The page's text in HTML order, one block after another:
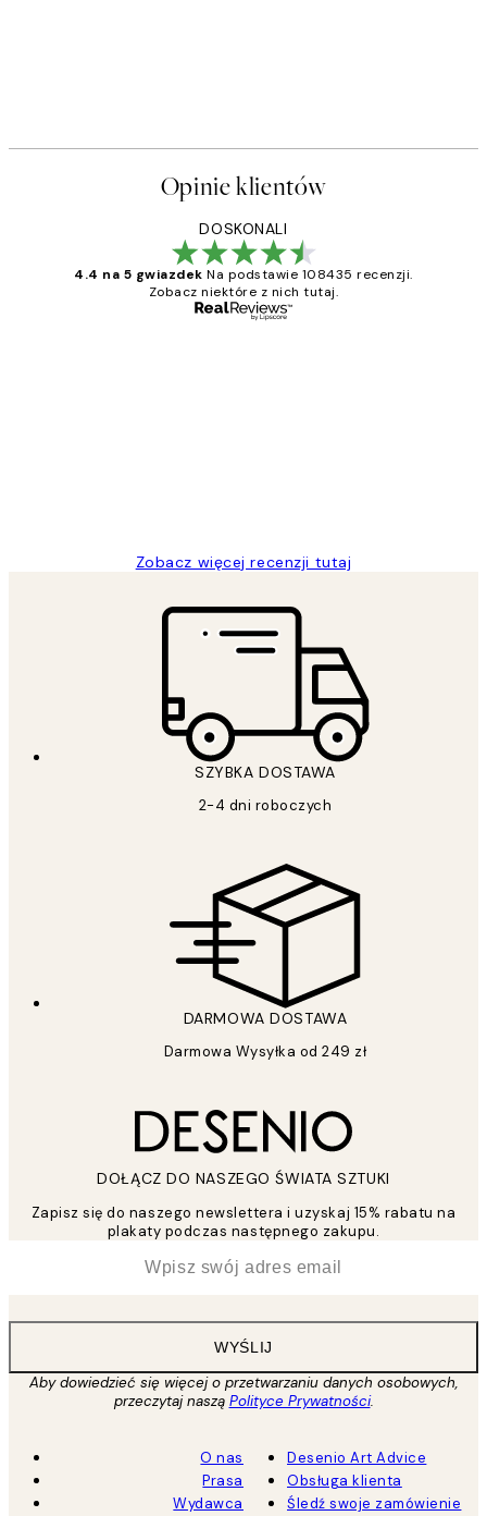
Opinie klientów
DOSKONALI
4.4 na 5 gwiazdek Na podstawie 108435 recenzji.
Zobacz niektóre z nich tutaj.
Zobacz więcej recenzji tutaj
SZYBKA DOSTAWA
2-4 dni roboczych
DARMOWA DOSTAWA
Darmowa Wysyłka od 249 zł
DOŁĄCZ DO NASZEGO ŚWIATA SZTUKI
Zapisz się do naszego newslettera i uzyskaj 15% rabatu na
plakaty podczas następnego zakupu.
WYŚLIJ
Aby dowiedzieć się więcej o przetwarzaniu danych osobowych,
przeczytaj naszą Polityce Prywatności.
O nas
Prasa
Wydawca
Desenio Art Advice
Obsługa klienta
Śledź swoje zamówienie